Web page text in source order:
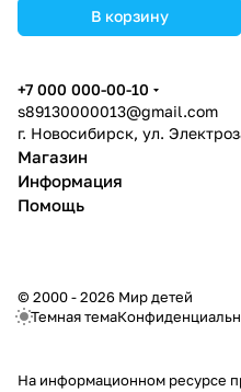
В корзину
+7 000 000-00-10
s89130000013@gmail.com
г. Новосибирск, ул.
Магазин
Информация
Помощь
© 2000 - 2026 Мир детей
Темная тема
На информационном ресурсе